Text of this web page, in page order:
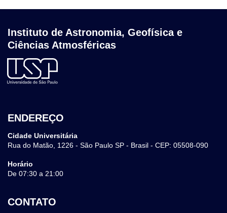
Instituto de Astronomia, Geofísica e
Ciências Atmosféricas
ENDEREÇO
Cidade Universitária
Rua do Matão, 1226 - São Paulo SP - Brasil - CEP: 05508-090
Horário
De 07:30 a 21:00
CONTATO